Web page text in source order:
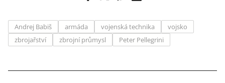
Andrej Babiš armáda vojenská technika
vojsko
zbrojařství
zbrojní průmysl Peter Pellegrini